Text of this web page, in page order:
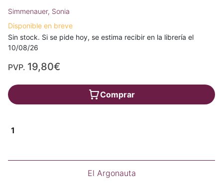
Simmenauer, Sonia
Disponible en breve
Sin stock. Si se pide hoy, se estima recibir en la librería el
10/08/26
PVP. 19,80€
Comprar
1
El Argonauta